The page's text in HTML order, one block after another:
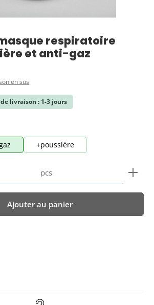
respiratoire
et anti-gaz
en sus
livraison : 1-3 jours
+poussière
: Entrez la quantité
pcs
Ajouter au panier